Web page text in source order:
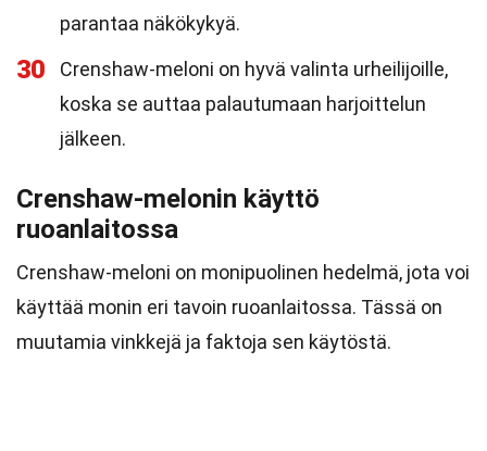
parantaa näkökykyä.
30
Crenshaw-meloni on hyvä valinta urheilijoille,
koska se auttaa palautumaan harjoittelun
jälkeen.
Crenshaw-melonin käyttö
ruoanlaitossa
Crenshaw-meloni on monipuolinen hedelmä, jota voi
käyttää monin eri tavoin ruoanlaitossa. Tässä on
muutamia vinkkejä ja faktoja sen käytöstä.